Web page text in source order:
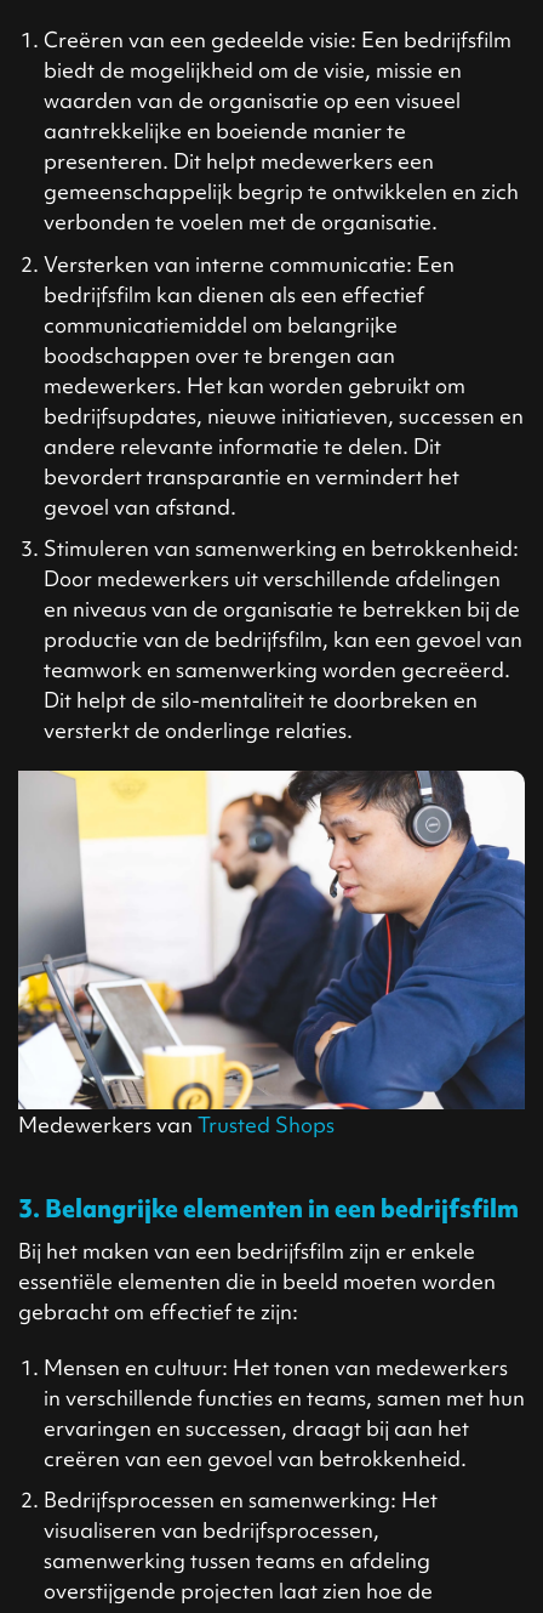
Creëren van een gedeelde visie: Een bedrijfsfilm
biedt de mogelijkheid om de visie, missie en
waarden van de organisatie op een visueel
aantrekkelijke en boeiende manier te
presenteren. Dit helpt medewerkers een
gemeenschappelijk begrip te ontwikkelen en zich
verbonden te voelen met de organisatie.
Versterken van interne communicatie: Een
bedrijfsfilm kan dienen als een effectief
communicatiemiddel om belangrijke
boodschappen over te brengen aan
medewerkers. Het kan worden gebruikt om
bedrijfsupdates, nieuwe initiatieven, successen en
andere relevante informatie te delen. Dit
bevordert transparantie en vermindert het
gevoel van afstand.
Stimuleren van samenwerking en betrokkenheid:
Door medewerkers uit verschillende afdelingen
en niveaus van de organisatie te betrekken bij de
productie van de bedrijfsfilm, kan een gevoel van
teamwork en samenwerking worden gecreëerd.
Dit helpt de silo-mentaliteit te doorbreken en
versterkt de onderlinge relaties.
Medewerkers van Trusted Shops
3. Belangrijke elementen in een bedrijfsfilm
Bij het maken van een bedrijfsfilm zijn er enkele
essentiële elementen die in beeld moeten worden
gebracht om effectief te zijn:
Mensen en cultuur: Het tonen van medewerkers
in verschillende functies en teams, samen met hun
ervaringen en successen, draagt bij aan het
creëren van een gevoel van betrokkenheid.
Bedrijfsprocessen en samenwerking: Het
visualiseren van bedrijfsprocessen,
samenwerking tussen teams en afdeling
overstijgende projecten laat zien hoe de